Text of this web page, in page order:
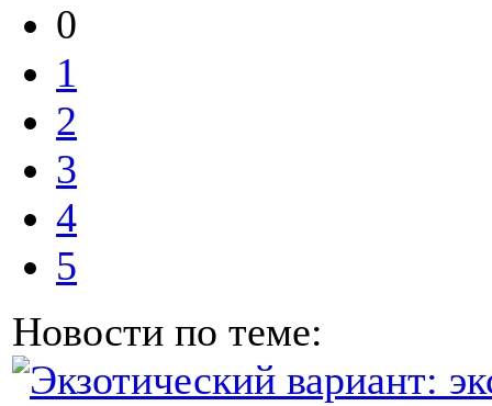
0
1
2
3
4
5
Новости по теме: